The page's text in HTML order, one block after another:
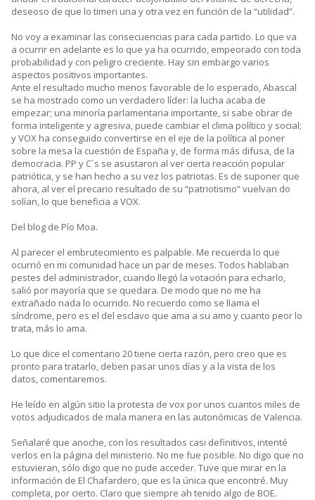
deseoso de que lo timen una y otra vez en función de la “utilidad”.
No voy a examinar las consecuencias para cada partido. Lo que va
a ocurrir en adelante es lo que ya ha ocurrido, empeorado con toda
probabilidad y con peligro creciente. Hay sin embargo varios
aspectos positivos importantes.
Ante el resultado mucho menos favorable de lo esperado, Abascal
se ha mostrado como un verdadero líder: la lucha acaba de
empezar; una minoría parlamentaria importante, si sabe obrar de
forma inteligente y agresiva, puede cambiar el clima político y social;
y VOX ha conseguido convertirse en el eje de la política al poner
sobre la mesa la cuestión de España y, de forma más difusa, de la
democracia. PP y C´s se asustaron al ver cierta reacción popular
patriótica, y se han hecho a su vez los patriotas. Es de suponer que
ahora, al ver el precario resultado de su “patriotismo” vuelvan do
solían, lo que beneficia a VOX.
Del blog de Pío Moa.
Al parecer el embrutecimiento es palpable. Me recuerda lo que
ocurrió en mi comunidad hace un par de meses. Todos hablaban
pestes del administrador, cuando llegó la votación para echarlo,
salió por mayoría que se quedara. De modo que no me ha
extrañado nada lo ocurrido. No recuerdo como se llama el
síndrome, pero es el del esclavo que ama a su amo y cuanto peor lo
trata, más lo ama.
Lo que dice el comentario 20 tiene cierta razón, pero creo que es
pronto para tratarlo, deben pasar unos días y a la vista de los
datos, comentaremos.
He leído en algún sitio la protesta de vox por unos cuantos miles de
votos adjudicados de mala manera en las autonómicas de Valencia.
Señalaré que anoche, con los resultados casi definitivos, intenté
verlos en la página del ministerio. No me fue posible. No digo que no
estuvieran, sólo digo que no pude acceder. Tuve que mirar en la
información de El Chafardero, que es la única que encontré. Muy
completa, por cierto. Claro que siempre ah tenido algo de BOE.